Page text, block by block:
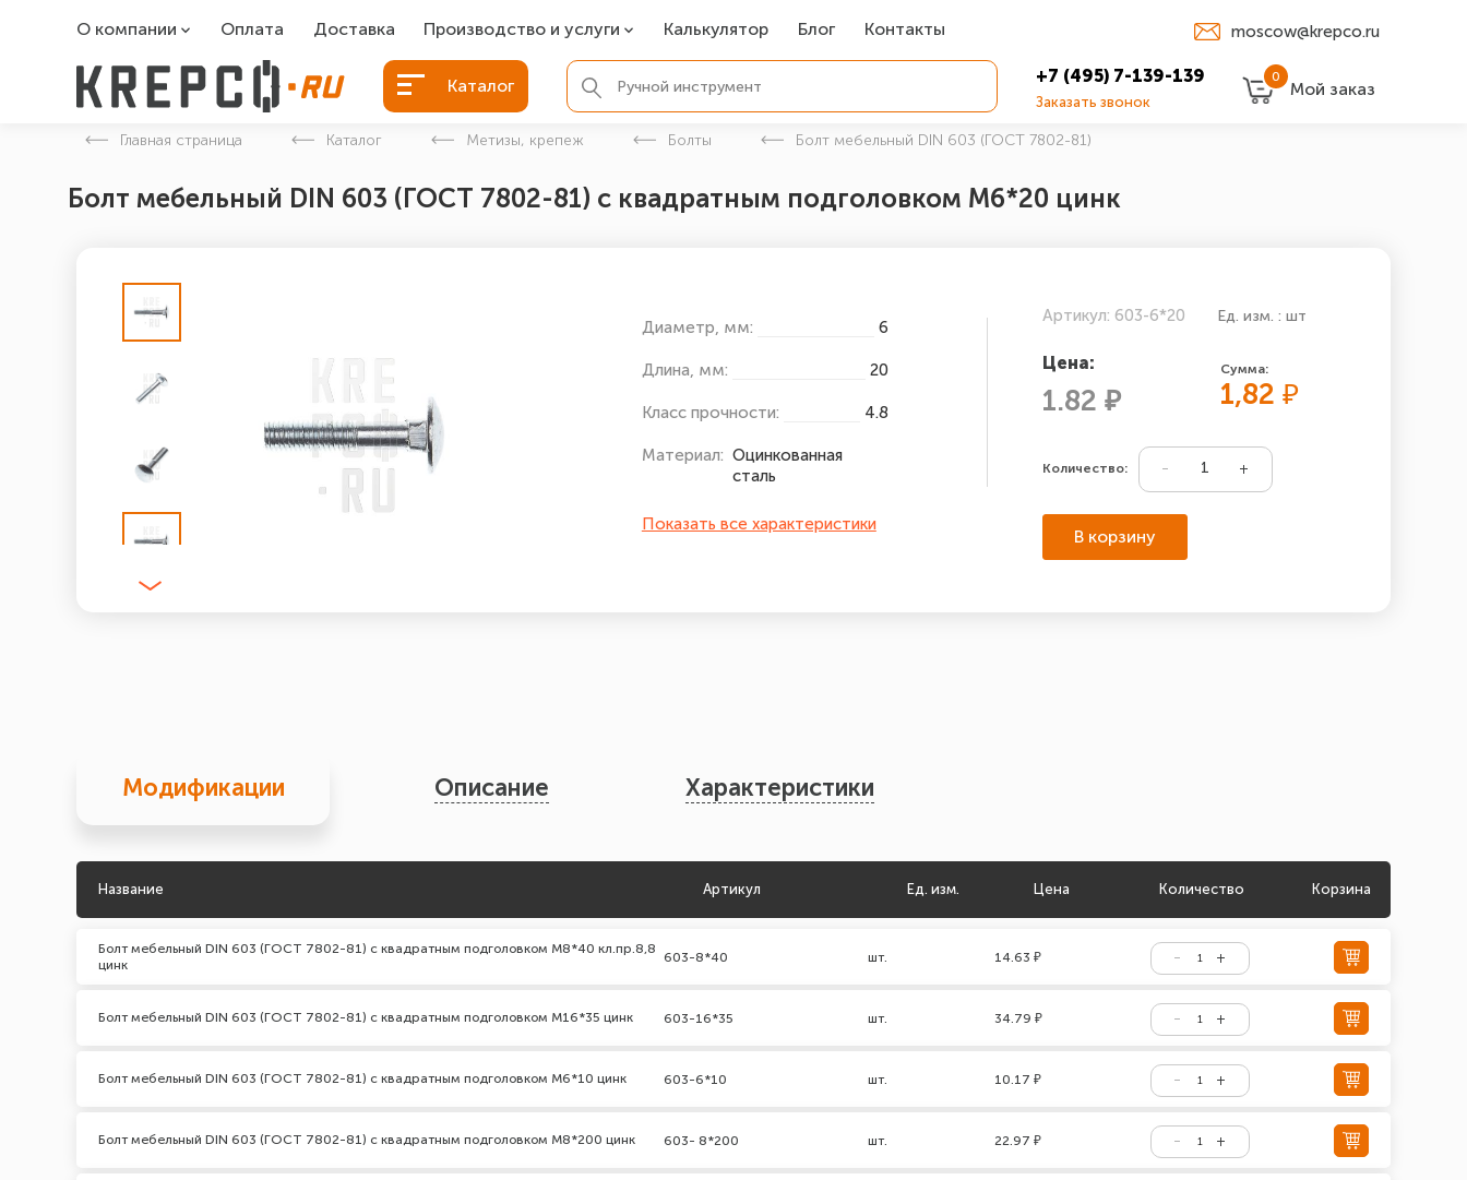
О компании
О компании
Оплата Доставка Производство и услуги
Болты БСР
Болты для фундамента
Закладные детали
Калькулятор Блог Контакты moscow@krepco.ru
Каталог +7 (495) 7-139-139
Заказать звонок
0
Мой заказ
Главная страница Каталог Метизы, крепеж Болты Болт мебельный DIN 603 (ГОСТ 7802-81)
Болт мебельный DIN 603 (ГОСТ 7802-81) с квадратным подголовком М6*20 цинк
Диаметр, мм: 6
Длина, мм: 20
Класс прочности: 4.8
Материал: Оцинкованная
сталь
Показать все характеристики
Артикул: 603-6*20 Ед. изм. : шт
Цена:
1.82 ₽
Сумма:
1,82₽
Количество:
В корзину
Модификации Описание Характеристики
Название Артикул Ед. изм. Цена Количество Корзина
Болт мебельный DIN 603 (ГОСТ 7802-81) с квадратным подголовком М8*40 кл.пр.8,8
цинк
603-8*40 шт. 14.63 ₽
Болт мебельный DIN 603 (ГОСТ 7802-81) с квадратным подголовком М16*35 цинк 603-16*35 шт. 34.79 ₽
Болт мебельный DIN 603 (ГОСТ 7802-81) с квадратным подголовком М6*10 цинк 603-6*10 шт. 10.17 ₽
Болт мебельный DIN 603 (ГОСТ 7802-81) с квадратным подголовком М8*200 цинк 603- 8*200 шт. 22.97 ₽